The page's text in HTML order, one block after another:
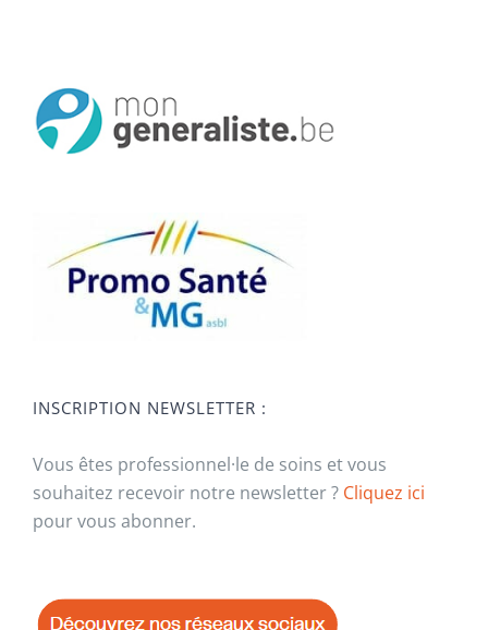
INSCRIPTION NEWSLETTER :
Vous êtes professionnel·le de soins et vous
souhaitez recevoir notre newsletter ? Cliquez ici
pour vous abonner.